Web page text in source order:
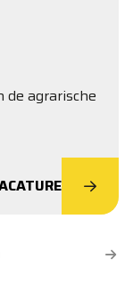
agrarische